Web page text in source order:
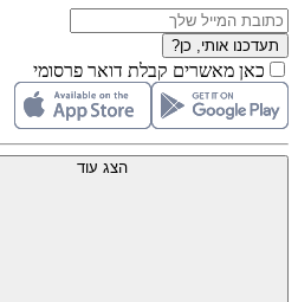
תעדכנו אותי, כן?
כאן מאשרים קבלת דואר פרסומי
הצג עוד